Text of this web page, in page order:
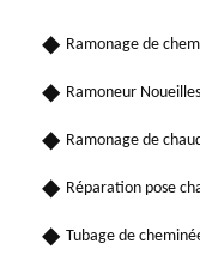
Ramonage de
Ramoneur Noueilles
Ramonage de
Réparation pose
Tubage de